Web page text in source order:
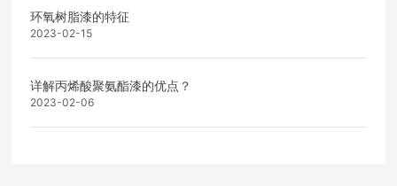
环氧树脂漆的特征
2023-02-15
详解丙烯酸聚氨酯漆的优点？
2023-02-06